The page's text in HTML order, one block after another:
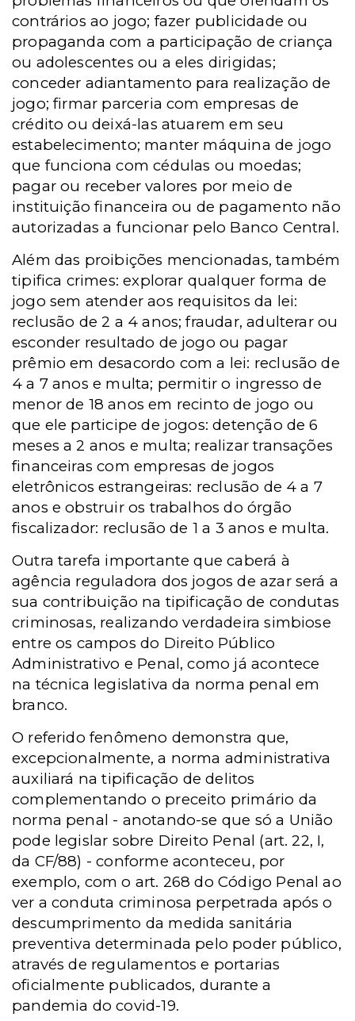
contrários ao jogo; fazer publicidade ou
propaganda com a participação de criança
ou adolescentes ou a eles dirigidas;
conceder adiantamento para realização de
jogo; firmar parceria com empresas de
crédito ou deixá-las atuarem em seu
estabelecimento; manter máquina de jogo
que funciona com cédulas ou moedas;
pagar ou receber valores por meio de
instituição financeira ou de pagamento não
autorizadas a funcionar pelo Banco Central.
Além das proibições mencionadas, também
tipifica crimes: explorar qualquer forma de
jogo sem atender aos requisitos da lei:
reclusão de 2 a 4 anos; fraudar, adulterar ou
esconder resultado de jogo ou pagar
prêmio em desacordo com a lei: reclusão de
4 a 7 anos e multa; permitir o ingresso de
menor de 18 anos em recinto de jogo ou
que ele participe de jogos: detenção de 6
meses a 2 anos e multa; realizar transações
financeiras com empresas de jogos
eletrônicos estrangeiras: reclusão de 4 a 7
anos e obstruir os trabalhos do órgão
fiscalizador: reclusão de 1 a 3 anos e multa.
Outra tarefa importante que caberá à
agência reguladora dos jogos de azar será a
sua contribuição na tipificação de condutas
criminosas, realizando verdadeira simbiose
entre os campos do Direito Público
Administrativo e Penal, como já acontece
na técnica legislativa da norma penal em
branco.
O referido fenômeno demonstra que,
excepcionalmente, a norma administrativa
auxiliará na tipificação de delitos
complementando o preceito primário da
norma penal - anotando-se que só a União
pode legislar sobre Direito Penal (art. 22, I,
da CF/88) - conforme aconteceu, por
exemplo, com o art. 268 do Código Penal ao
ver a conduta criminosa perpetrada após o
descumprimento da medida sanitária
preventiva determinada pelo poder público,
através de regulamentos e portarias
oficialmente publicados, durante a
pandemia do covid-19.